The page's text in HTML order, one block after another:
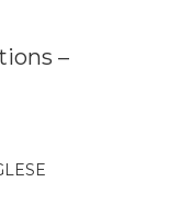
–